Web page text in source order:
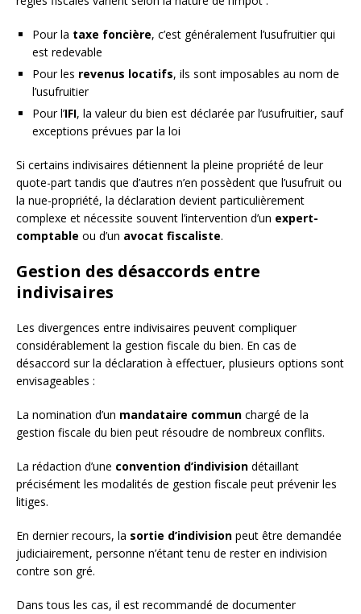
Pour la taxe foncière, c’est généralement l’usufruitier qui
est redevable
Pour les revenus locatifs, ils sont imposables au nom de
l’usufruitier
Pour l’IFI, la valeur du bien est déclarée par l’usufruitier, sauf
exceptions prévues par la loi
Si certains indivisaires détiennent la pleine propriété de leur
quote-part tandis que d’autres n’en possèdent que l’usufruit ou
la nue-propriété, la déclaration devient particulièrement
complexe et nécessite souvent l’intervention d’un expert-
comptable ou d’un avocat fiscaliste.
Gestion des désaccords entre
indivisaires
Les divergences entre indivisaires peuvent compliquer
considérablement la gestion fiscale du bien. En cas de
désaccord sur la déclaration à effectuer, plusieurs options sont
envisageables :
La nomination d’un mandataire commun chargé de la
gestion fiscale du bien peut résoudre de nombreux conflits.
La rédaction d’une convention d’indivision détaillant
précisément les modalités de gestion fiscale peut prévenir les
litiges.
En dernier recours, la sortie d’indivision peut être demandée
judiciairement, personne n’étant tenu de rester en indivision
contre son gré.
Dans tous les cas, il est recommandé de documenter